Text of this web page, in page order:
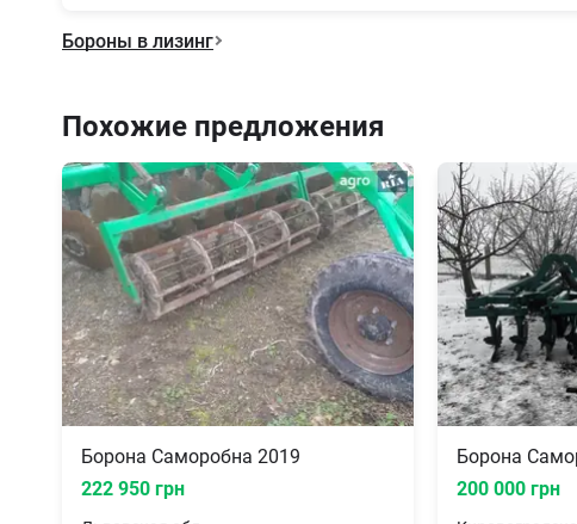
Бороны в лизинг
Похожие предложения
Борона Саморобна 2019
222 950 грн
Борона
200 000 грн